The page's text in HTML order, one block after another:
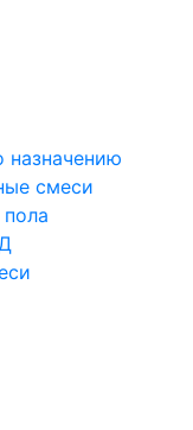
назначению
смеси